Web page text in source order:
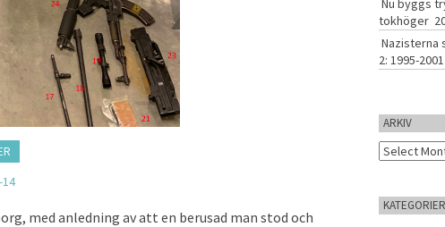
14
med anledning av att en berusad man stod och
Nu byggs
tokhöger
Nazisterna
2: 1995-
ARKIV
A
r
i
v
KATEGORIER